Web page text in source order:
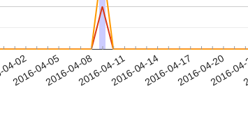
02
2016-04-052016-04-082016-04-112016-04-142016-04-172016-04-20
2016-